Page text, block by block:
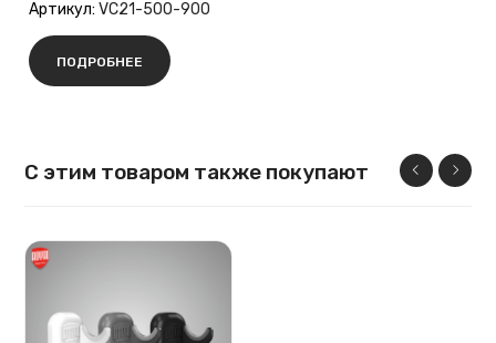
Артикул: VC21-500-900
ПОДРОБНЕЕ
С этим товаром также покупают